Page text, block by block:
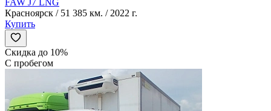
FAW J7 LNG
Красноярск / 51 385 км. / 2022 г.
Купить
Скидка до 10%
С пробегом